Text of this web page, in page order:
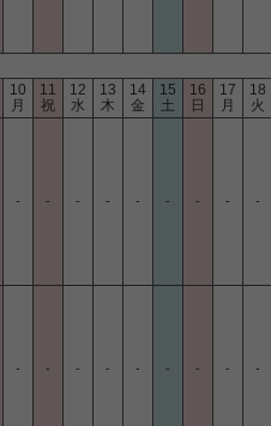
10
月
11
祝
12
水
13
木
14
金
15
土
16
日
17
月
18
火
- - - - - - - - -
- - - - - - - - -